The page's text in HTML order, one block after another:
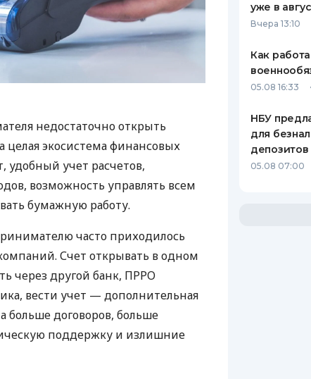
недостаточно открыть
целая экосистема финансовых
удобный учет расчетов,
возможность управлять всем
бумажную работу.
часто приходилось
Счет открывать в одном
через другой банк, ПРРО
вести учет — дополнительная
больше договоров, больше
поддержку и излишние
уже в
Вчера 13:10
Как
05.08 16:33
НБУ
для
депозитов
05.08 07:00